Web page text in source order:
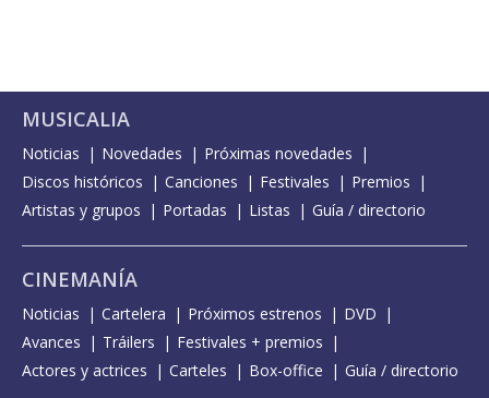
MUSICALIA
Noticias Novedades
Próximas novedades
Discos históricos
Canciones Festivales
Premios
Artistas y grupos
Portadas Listas Guía / directorio
CINEMANÍA
Noticias Cartelera Próximos estrenos
DVD
Avances
Tráilers
Festivales + premios
Actores y actrices
Carteles Box-office Guía / directorio